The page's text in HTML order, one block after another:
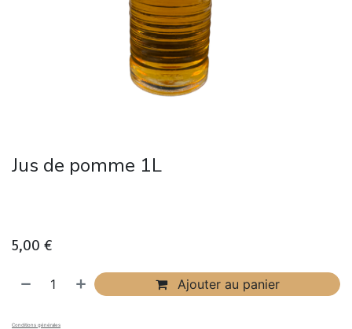
Jus de pomme 1L
5,00 €
Ajouter au panier
Conditions générales